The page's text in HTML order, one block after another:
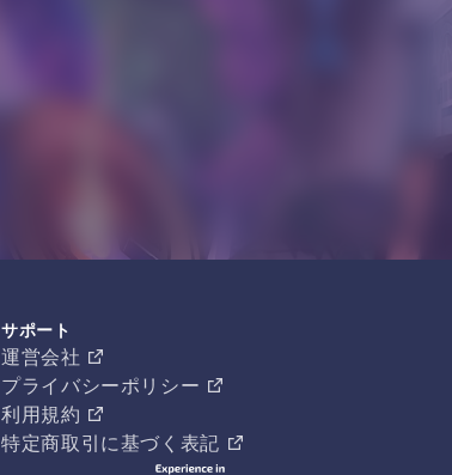
サポート
運営会社
プライバシーポリシー
利用規約
特定商取引に基づく表記